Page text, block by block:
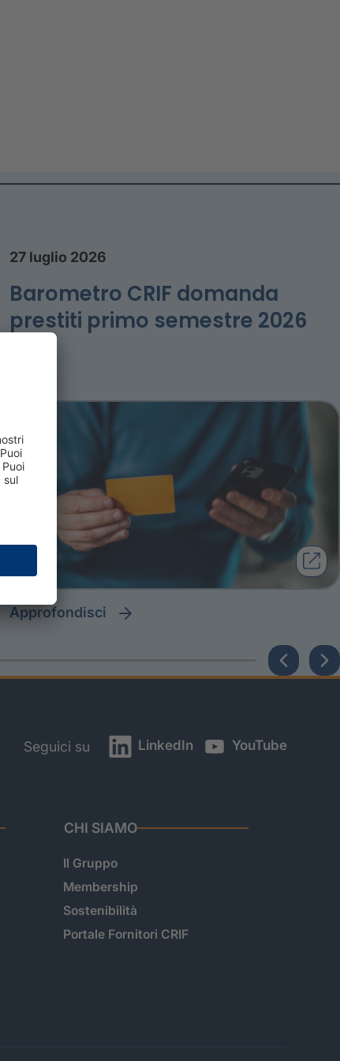
27 luglio 2026
Barometro CRIF domanda
prestiti primo semestre 2026
approfondisci
Seguici su LinkedIn YouTube
CHI SIAMO
Il Gruppo
Membership
Sostenibilità
Portale Fornitori CRIF